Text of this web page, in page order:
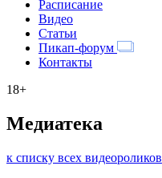
Расписание
Видео
Статьи
Пикап-форум
Контакты
18+
Медиатека
к списку всех видеороликов